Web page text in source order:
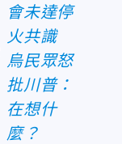
會未達停
火共識
烏民眾怒
批川普：
在想什
麼？